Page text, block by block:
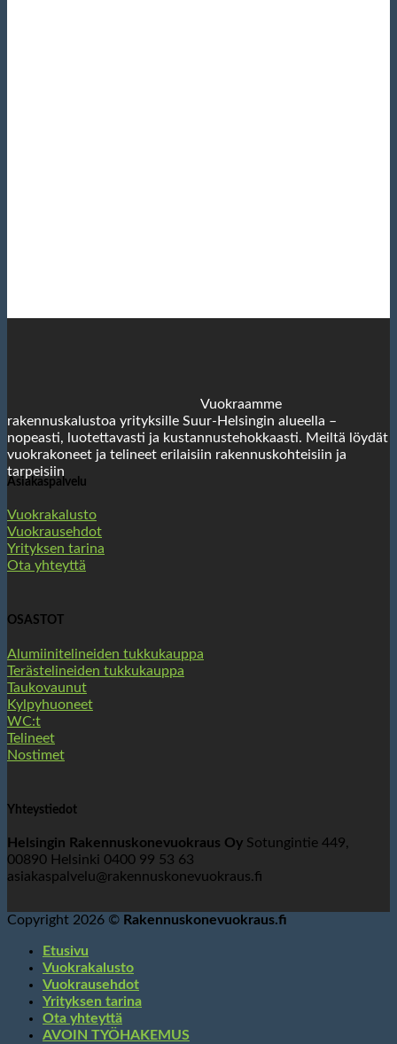
Vuokraamme
rakennuskalustoa yrityksille Suur-Helsingin alueella –
nopeasti, luotettavasti ja kustannustehokkaasti. Meiltä löydät
vuokrakoneet ja telineet erilaisiin rakennuskohteisiin ja
tarpeisiin
Asiakaspalvelu
Vuokrakalusto
Vuokrausehdot
Yrityksen tarina
Ota yhteyttä
OSASTOT
Alumiinitelineiden tukkukauppa
Terästelineiden tukkukauppa
Taukovaunut
Kylpyhuoneet
WC:t
Telineet
Nostimet
Yhteystiedot
Helsingin Rakennuskonevuokraus Oy Sotungintie 449,
00890 Helsinki 0400 99 53 63
asiakaspalvelu@rakennuskonevuokraus.fi
Copyright 2026 © Rakennuskonevuokraus.fi
Etusivu
Vuokrakalusto
Vuokrausehdot
Yrityksen tarina
Ota yhteyttä
AVOIN TYÖHAKEMUS